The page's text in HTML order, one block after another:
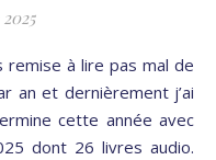
an et dernièrement j’ai
cette année avec
dont 26 livres audio.